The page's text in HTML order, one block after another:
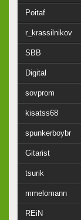
Poitaf
r_krassilnikov
SBB
Digital
sovprom
kisatss68
spunkerboybr
Gitarist
tsurik
mmelomann
REiN